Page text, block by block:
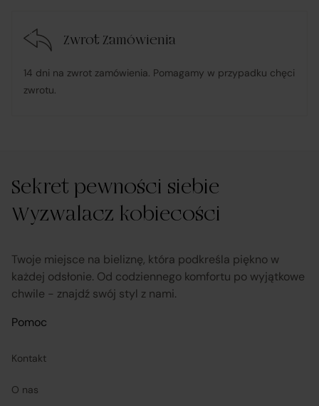
Zwrot Zamówienia
14 dni na zwrot zamówienia. Pomagamy w przypadku chęci
zwrotu.
Sekret pewności siebie
Wyzwalacz kobiecości
Twoje miejsce na bieliznę, która podkreśla piękno w
każdej odsłonie. Od codziennego komfortu po wyjątkowe
chwile - znajdź swój styl z nami.
Pomoc
Kontakt
O nas
w przypadku stwierdzenia niezgodności Towaru z
lub zwrot środków Klientowi;
rozpatruje reklamacje dotyczące działania samej
Platformy oraz świadczonych przez siebie usług
obsługuje odstąpienie od umowy pośrednictwa;